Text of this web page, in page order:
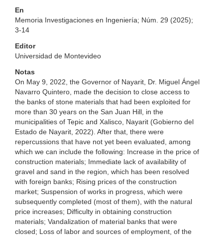
En
Memoria Investigaciones en Ingeniería; Núm. 29 (2025);
3-14
Editor
Universidad de Montevideo
Notas
On May 9, 2022, the Governor of Nayarit, Dr. Miguel Ángel
Navarro Quintero, made the decision to close access to
the banks of stone materials that had been exploited for
more than 30 years on the San Juan Hill, in the
municipalities of Tepic and Xalisco, Nayarit (Gobierno del
Estado de Nayarit, 2022). After that, there were
repercussions that have not yet been evaluated, among
which we can include the following: Increase in the price of
construction materials; Immediate lack of availability of
gravel and sand in the region, which has been resolved
with foreign banks; Rising prices of the construction
market; Suspension of works in progress, which were
subsequently completed (most of them), with the natural
price increases; Difficulty in obtaining construction
materials; Vandalization of material banks that were
closed; Loss of labor and sources of employment, of the